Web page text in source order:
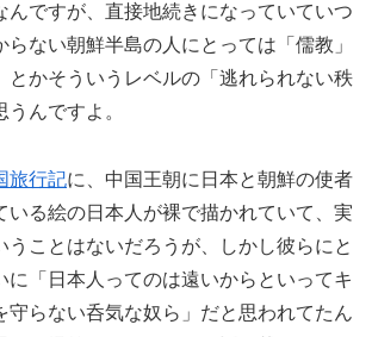
んですが、直接地続きになっていていつ
ない朝鮮半島の人にとっては「儒教」
とかそういうレベルの「逃れられない秩
んですよ。
旅行記に、中国王朝に日本と朝鮮の使者
いる絵の日本人が裸で描かれていて、実
うことはないだろうが、しかし彼らにと
に「日本人ってのは遠いからといってキ
守らない呑気な奴ら」だと思われてたん